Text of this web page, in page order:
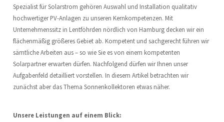
Spezialist für Solarstrom gehören Auswahl und Installation qualitativ
hochwertiger PV-Anlagen zu unseren Kernkompetenzen. Mit
Unternehmenssitz in Lentföhrden nördlich von Hamburg decken wir ein
flächenmäßig größeres Gebiet ab. Kompetent und sachgerecht führen wir
sämtliche Arbeiten aus – so wie Sie es von einem kompetenten
Solarpartner erwarten dürfen. Nachfolgend dürfen wir Ihnen unser
Aufgabenfeld detailliert vorstellen. In diesem Artikel betrachten wir
zunächst aber das Thema Sonnenkollektoren etwas näher.
Unsere Leistungen auf einem Blick: